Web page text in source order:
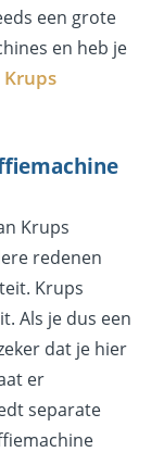
een grote
en heb je
Krups
redenen
Krups
Als je dus een
dat je hier
er
separate